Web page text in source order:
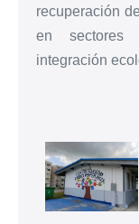
recuperación
en sectores
integración